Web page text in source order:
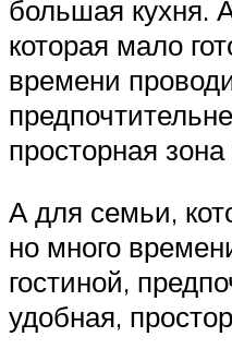
большая кухня.
которая мало
времени
просторная
А для семьи,
но много
гостиной,
удобная,